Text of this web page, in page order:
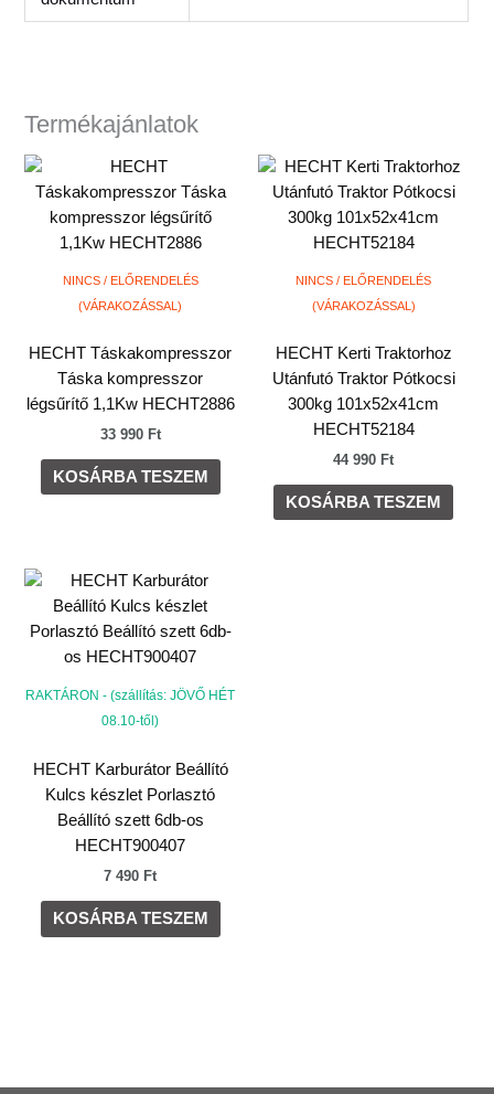
Termékajánlatok
NINCS / ELŐRENDELÉS
(VÁRAKOZÁSSAL)
HECHT Táskakompresszor
Táska kompresszor
légsűrítő 1,1Kw HECHT2886
33 990 Ft
KOSÁRBA TESZEM
NINCS / ELŐRENDELÉS
(VÁRAKOZÁSSAL)
HECHT Kerti Traktorhoz
Utánfutó Traktor Pótkocsi
300kg 101x52x41cm
HECHT52184
44 990 Ft
KOSÁRBA TESZEM
RAKTÁRON - (szállítás: JÖVŐ HÉT
08.10-től)
HECHT Karburátor Beállító
Kulcs készlet Porlasztó
Beállító szett 6db-os
HECHT900407
7 490 Ft
KOSÁRBA TESZEM